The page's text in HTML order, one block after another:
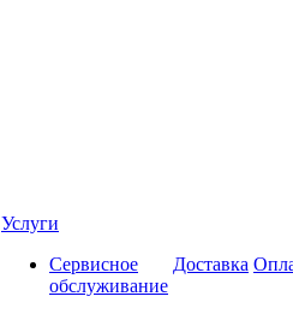
Услуги
Сервисное
обслуживание
Доставка